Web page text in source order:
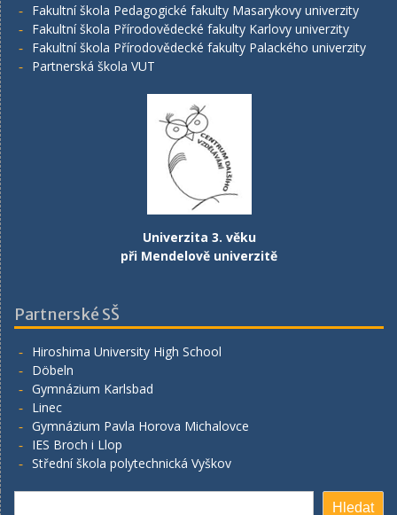
Fakultní škola Pedagogické fakulty Masarykovy univerzity
Fakultní škola Přírodovědecké fakulty Karlovy univerzity
Fakultní škola Přírodovědecké fakulty Palackého univerzity
Partnerská škola VUT
Univerzita 3. věku
při Mendelově univerzitě
Partnerské SŠ
Hiroshima University High School
Döbeln
Gymnázium Karlsbad
Linec
Gymnázium Pavla Horova Michalovce
IES Broch i Llop
Střední škola polytechnická Vyškov
Hledat